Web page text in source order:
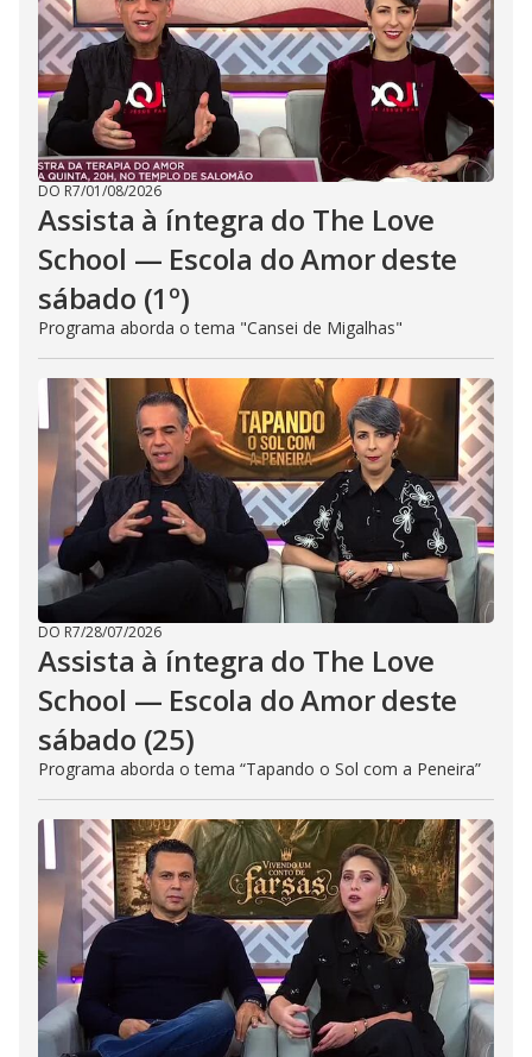
DO R7/01/08/2026
Assista à íntegra do The Love
School — Escola do Amor deste
sábado (1º)
Programa aborda o tema "Cansei de Migalhas"
DO R7/28/07/2026
Assista à íntegra do The Love
School — Escola do Amor deste
sábado (25)
Programa aborda o tema “Tapando o Sol com a Peneira”